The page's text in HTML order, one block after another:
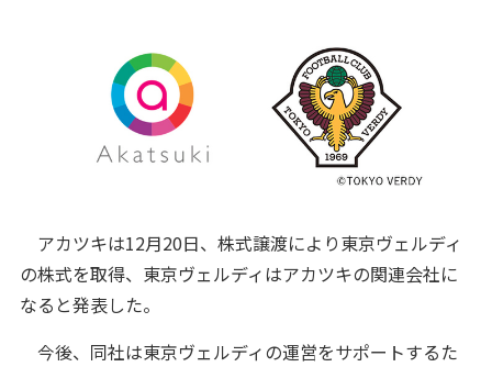
アカツキは12月20日、株式譲渡により東京ヴェルディ
の株式を取得、東京ヴェルディはアカツキの関連会社に
なると発表した。
今後、同社は東京ヴェルディの運営をサポートするた